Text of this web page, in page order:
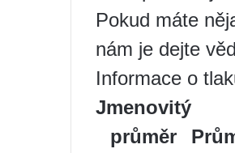
Pokud máte
nám je dejte
Informace o
Jmenovitý
průměr